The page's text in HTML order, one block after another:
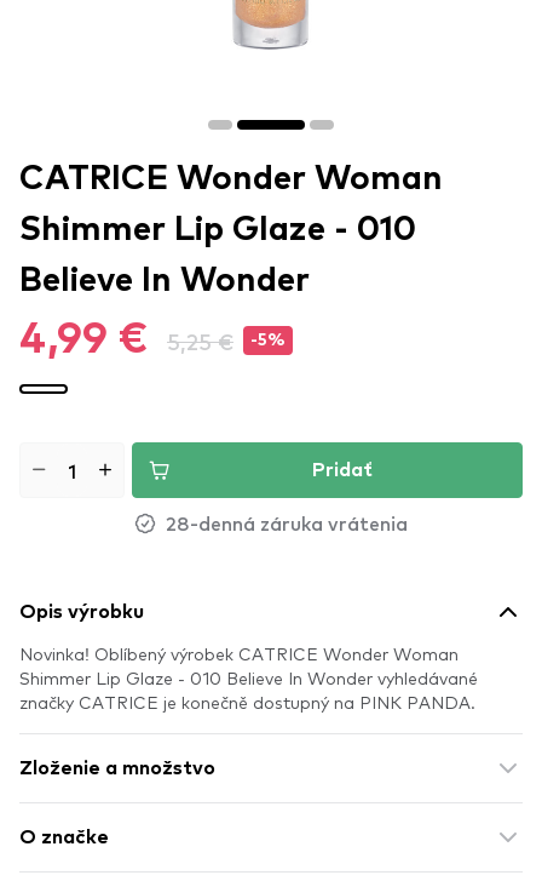
CATRICE Wonder Woman
Shimmer Lip Glaze - 010
Believe In Wonder
4,99 € 5,25 € -5%
Pridať
28-denná záruka vrátenia
Opis výrobku
Novinka! Oblíbený výrobek CATRICE Wonder Woman
Shimmer Lip Glaze - 010 Believe In Wonder vyhledávané
značky CATRICE je konečně dostupný na PINK PANDA.
Zloženie a množstvo
O značke